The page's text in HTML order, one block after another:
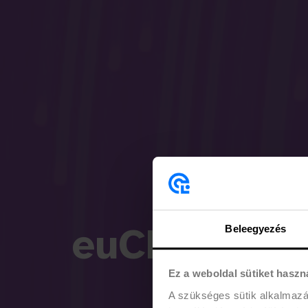
Beleegyezés
Ez a weboldal sütiket
A szükséges sütik
euChance
Egy